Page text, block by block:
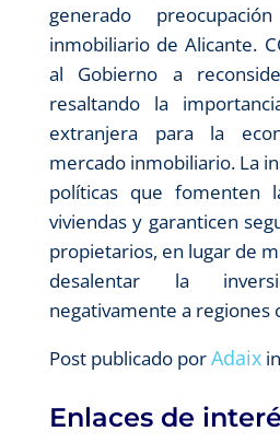
generado
inmobiliario de Alicante.
al Gobierno a
resaltando la
extranjera para la
mercado inmobiliario. La
políticas que fomenten
viviendas y garanticen
propietarios, en lugar de
desalentar la
negativamente a regiones
Post publicado porAdaix
Enlaces de